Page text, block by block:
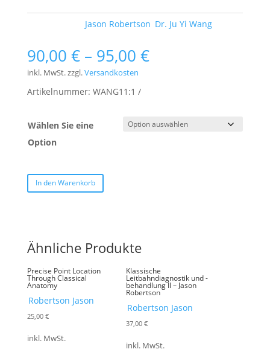
Jason Robertson Dr. Ju Yi Wang
90,00 €– 95,00 €
inkl. MwSt.zzgl.Versandkosten
Artikelnummer: WANG11:1
Wählen Sie eine
Option
In den Warenkorb
Ähnliche Produkte
Precise Point Location
Through Classical
Anatomy
Robertson Jason
25,00 €
inkl. MwSt.
Klassische
Leitbahndiagnostik und -
behandlung II – Jason
Robertson
Robertson Jason
37,00 €
inkl. MwSt.